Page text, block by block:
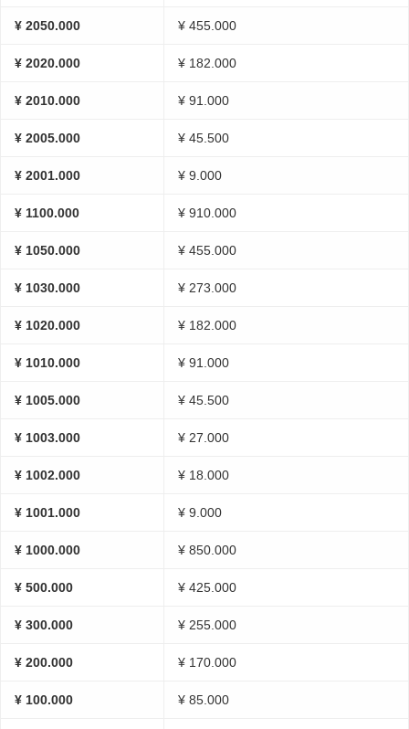
¥ 2050.000 ¥ 455.000
¥ 2020.000 ¥ 182.000
¥ 2010.000 ¥ 91.000
¥ 2005.000 ¥ 45.500
¥ 2001.000 ¥ 9.000
¥ 1100.000 ¥ 910.000
¥ 1050.000 ¥ 455.000
¥ 1030.000 ¥ 273.000
¥ 1020.000 ¥ 182.000
¥ 1010.000 ¥ 91.000
¥ 1005.000 ¥ 45.500
¥ 1003.000 ¥ 27.000
¥ 1002.000 ¥ 18.000
¥ 1001.000 ¥ 9.000
¥ 1000.000 ¥ 850.000
¥ 500.000 ¥ 425.000
¥ 300.000 ¥ 255.000
¥ 200.000 ¥ 170.000
¥ 100.000 ¥ 85.000